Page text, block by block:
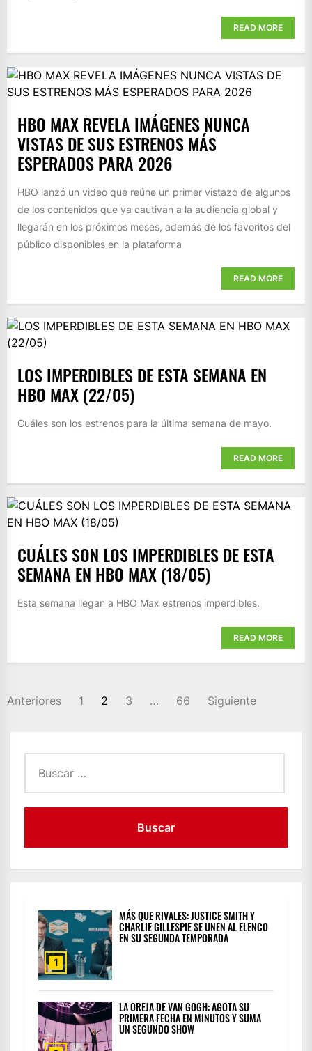
READ MORE
HBO MAX REVELA IMÁGENES NUNCA
VISTAS DE SUS ESTRENOS MÁS
ESPERADOS PARA 2026
HBO lanzó un video que reúne un primer vistazo de algunos
de los contenidos que ya cautivan a la audiencia global y
llegarán en los próximos meses, además de los favoritos del
público disponibles en la plataforma
READ MORE
LOS IMPERDIBLES DE ESTA SEMANA EN
HBO MAX (22/05)
Cuáles son los estrenos para la última semana de mayo.
READ MORE
CUÁLES SON LOS IMPERDIBLES DE ESTA
SEMANA EN HBO MAX (18/05)
Esta semana llegan a HBO Max estrenos imperdibles.
READ MORE
PAGINACIÓN
Anteriores 1 2 3 … 66 Siguiente
1
MÁS QUE RIVALES: JUSTICE SMITH Y
CHARLIE GILLESPIE SE UNEN AL ELENCO
EN SU SEGUNDA TEMPORADA
LA OREJA DE VAN GOGH: AGOTA SU
PRIMERA FECHA EN MINUTOS Y SUMA
UN SEGUNDO SHOW